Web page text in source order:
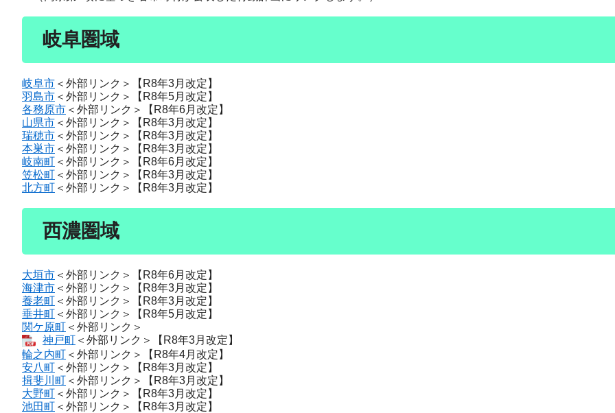
岐阜圏域
岐阜市 ＜外部リンク＞
【R8年3月改定】
羽島市 ＜外部リンク＞
【R8年5月改定】
各務原市 ＜外部リンク＞
【R8年6月改定】
山県市 ＜外部リンク＞
【R8年3月改定】
瑞穂市 ＜外部リンク＞
【R8年3月改定】
本巣市 ＜外部リンク＞
【R8年3月改定】
岐南町 ＜外部リンク＞
【R8年6月改定】
笠松町 ＜外部リンク＞
【R8年3月改定】
北方町 ＜外部リンク＞ 【R8年3月改定】
西濃圏域
大垣市 ＜外部リンク＞
【R8年6月改定】
海津市 ＜外部リンク＞
【R8年3月改定】​
養老町 ＜外部リンク＞
【R8年3月改定】
垂井町 ＜外部リンク＞
【R8年5月改定】
関ケ原町 ＜外部リンク＞
神戸町 ＜外部リンク＞
【R8年3月改定】
輪之内町 ＜外部リンク＞
【R8年4月改定】
安八町 ＜外部リンク＞
【R8年3月改定】
揖斐川町 ＜外部リンク＞
【R8年3月改定】
大野町 ＜外部リンク＞
【R8年3月改定】
池田町 ＜外部リンク＞ 【R8年3月改定】